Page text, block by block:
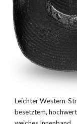
Leichter Western-
besetztem,